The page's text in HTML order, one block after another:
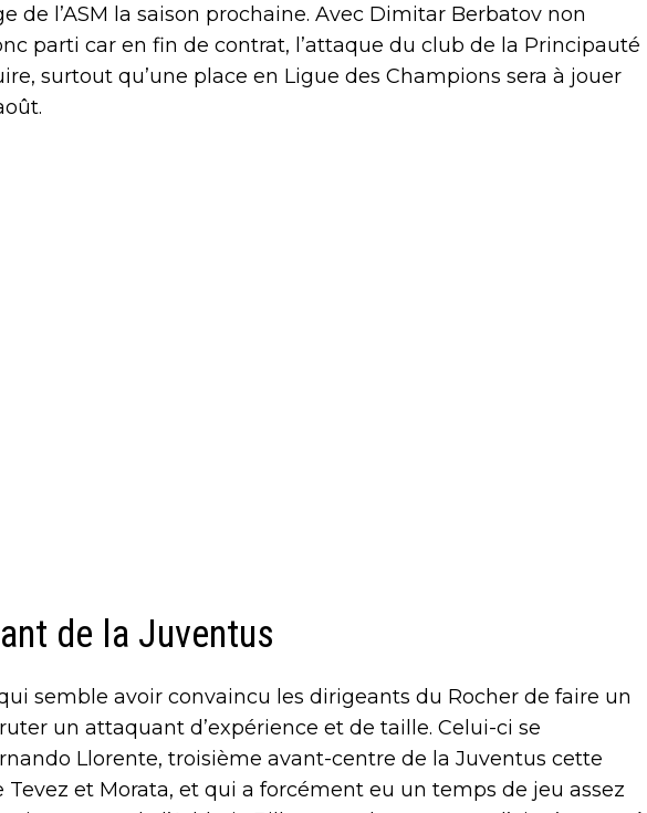
de l’ASM la saison prochaine. Avec Dimitar Berbatov non
parti car en fin de contrat, l’attaque du club de la Principauté
surtout qu’une place en Ligue des Champions sera à jouer
de la Juventus
semble avoir convaincu les dirigeants du Rocher de faire un
un attaquant d’expérience et de taille. Celui-ci se
Llorente, troisième avant-centre de la Juventus cette
Tevez et Morata, et qui a forcément eu un temps de jeu assez